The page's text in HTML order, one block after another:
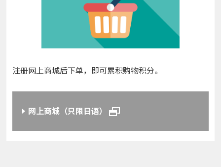
注册网上商城后下单，即可累积购物积分。
网上商城（只限日语）